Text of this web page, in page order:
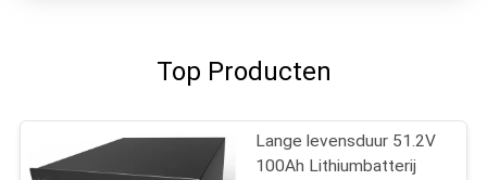
Top Producten
Lange levensduur 51.2V
100Ah Lithiumbatterij